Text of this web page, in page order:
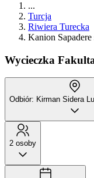
...
Turcja
Riwiera Turecka
Kanion Sapadere
Wycieczka
Odbiór: Kirman Sidera
2 osoby